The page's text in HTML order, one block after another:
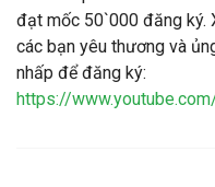
đạt mốc 50`000 đăng ký.
các bạn yêu thương và
nhấp để đăng ký:
https://